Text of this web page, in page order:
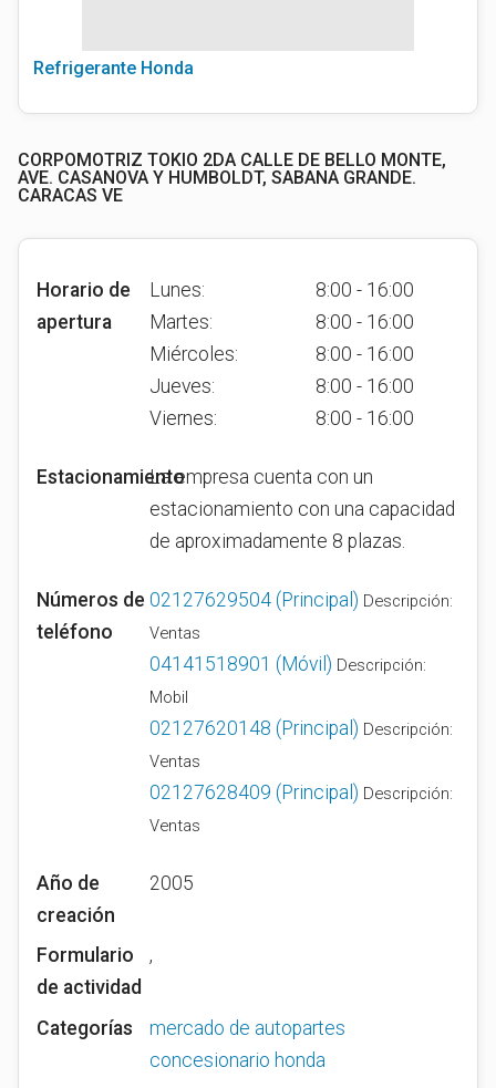
Refrigerante Honda
CORPOMOTRIZ TOKIO 2DA CALLE DE BELLO MONTE,
AVE. CASANOVA Y HUMBOLDT, SABANA GRANDE.
CARACAS VE
Horario de
apertura
Lunes:
8:00 - 16:00
Martes:
8:00 - 16:00
Miércoles:
8:00 - 16:00
Jueves:
8:00 - 16:00
Viernes:
8:00 - 16:00
EstacionamientoLa empresa cuenta con un
estacionamiento con una capacidad
de aproximadamente 8 plazas.
Números de
teléfono
02127629504 (Principal) Descripción:
Ventas
04141518901 (Móvil) Descripción:
Mobil
02127620148 (Principal) Descripción:
Ventas
02127628409 (Principal) Descripción:
Ventas
Año de
creación
2005
Formulario
de actividad
,
Categorías
mercado de autopartes
concesionario honda